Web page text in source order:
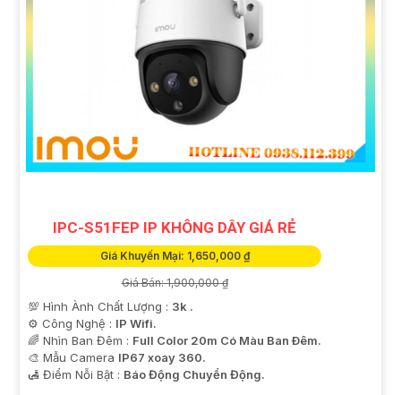
IPC-S51FEP IP KHÔNG DÂY GIÁ RẺ
Giá Khuyến Mại: 1,650,000 ₫
Giá Bán: 1,900,000 ₫
💯 Hình Ành Chất Lượng : 3k .
⚙ Công Nghệ : IP Wifi.
🌈 Nhìn Ban Đêm : Full Color 20m Có Màu Ban Ðêm.
🎨 Mẫu Camera IP67 xoay 360.
️🛃 Điểm Nỗi Bật : Báo Động Chuyển Động.